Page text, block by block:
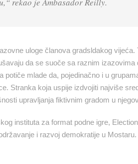
rekao je Ambasador Reilly.
uloge članova gradsldakog vijeća.
da se suoče sa raznim izazovima
mlade da, pojedinačno i u
Stranka koja uspije izdvojiti najviše
upravljanja fiktivnim gradom u
instituta za format podne igre,
i razvoj demokratije u Mostaru.